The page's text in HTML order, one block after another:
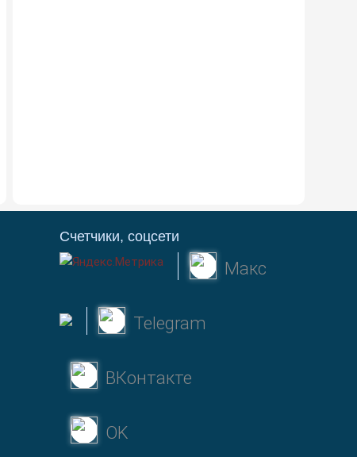
Счетчики, соцсети
Макс
Telegram
ВКонтакте
OK